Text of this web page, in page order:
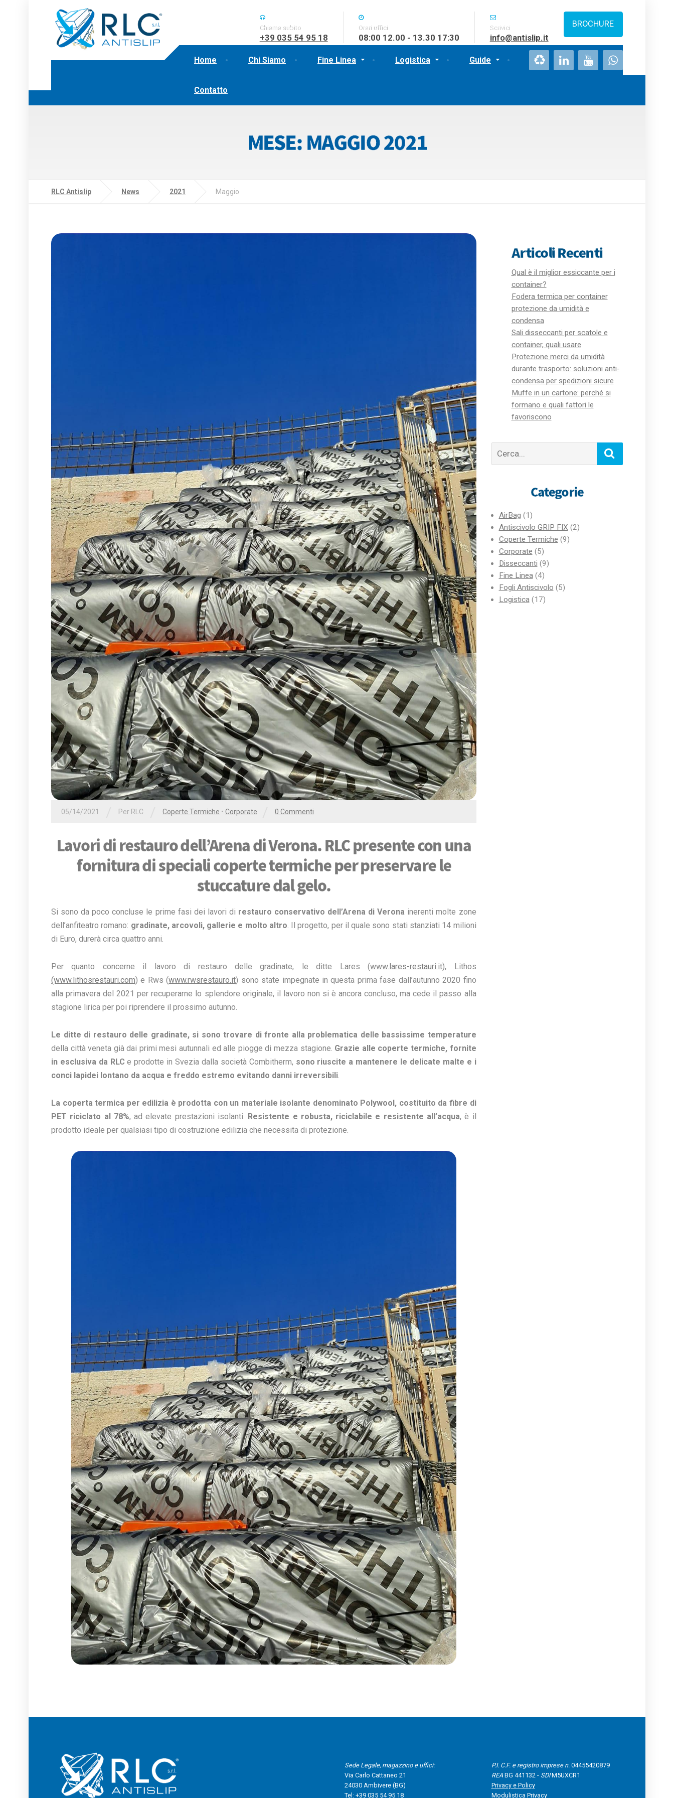
Home Chi Siamo Fine Linea Logistica Guide
Contatto
Chiama subito
+39 035 54 95 18
Orari uffici
08:00 12.00 - 13.30 17:30
Scrivici
info@antislip.it
BROCHURE
MESE: MAGGIO 2021
RLC Antislip News 2021 Maggio
05/14/2021 Per RLC Coperte Termiche • Corporate 0 Commenti
Lavori di restauro dell’Arena di Verona. RLC presente con una
fornitura di speciali coperte termiche per preservare le
stuccature dal gelo.
Si sono da poco concluse le prime fasi dei lavori di restauro conservativo dell’Arena di Verona inerenti molte zone
dell’anfiteatro romano: gradinate, arcovoli, gallerie e molto altro . Il progetto, per il quale sono stati stanziati 14 milioni
di Euro, durerà circa quattro anni.
Per quanto concerne il lavoro di restauro delle gradinate, le ditte Lares (www.lares-restauri.it), Lithos
(www.lithosrestauri.com) e Rws (www.rwsrestauro.it) sono state impegnate in questa prima fase dall’autunno 2020 fino
alla primavera del 2021 per recuperarne lo splendore originale, il lavoro non si è ancora concluso, ma cede il passo alla
stagione lirica per poi riprendere il prossimo autunno.
Le ditte di restauro delle gradinate, si sono trovare di fronte alla problematica delle bassissime temperature
della città veneta già dai primi mesi autunnali ed alle piogge di mezza stagione. Grazie alle coperte termiche, fornite
in esclusiva da RLCe prodotte in Svezia dalla società Combitherm, sono riuscite a mantenere le delicate malte e i
conci lapidei lontano da acqua e freddo estremo evitando danni irreversibili
La coperta termica per edilizia è prodotta con un materiale isolante denominato Polywool, costituito da fibre di
PET riciclato al 78%, ad elevate prestazioni isolanti. Resistente e robusta, riciclabile e resistente all’acqua, è il
prodotto ideale per qualsiasi tipo di costruzione edilizia che necessita di protezione.
Articoli Recenti
Qual è il miglior essiccante per i
container?
Fodera termica per container
protezione da umidità e
condensa
Sali disseccanti per scatole e
container, quali usare
Protezione merci da umidità
durante trasporto: soluzioni anti-
condensa per spedizioni sicure
Muffe in un cartone: perché si
formano e quali fattori le
favoriscono
Cerca
Categorie
AirBag (1)
Antiscivolo GRIP FIX (2)
Coperte Termiche (9)
Corporate (5)
Disseccanti (9)
Fine Linea(4)
Fogli Antiscivolo (5)
Logistica(17)
Sede Legale, magazzino e uffici:
Via Carlo Cattaneo 21
24030 Ambivere (BG)
Tel: +39 035 54 95 18
P.I. C.F. e registro imprese n. 04455420879
REABG 441132 - SDIM5UXCR1
Privacy e Policy
Modulistica Privacy